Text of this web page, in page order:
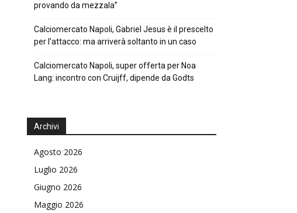
provando da mezzala”
Calciomercato Napoli, Gabriel Jesus è il prescelto
per l’attacco: ma arriverà soltanto in un caso
Calciomercato Napoli, super offerta per Noa
Lang: incontro con Cruijff, dipende da Godts
Archivi
Agosto 2026
Luglio 2026
Giugno 2026
Maggio 2026